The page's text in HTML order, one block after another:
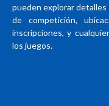
pueden explorar detalles
de competición,
inscripciones, y
los juegos.